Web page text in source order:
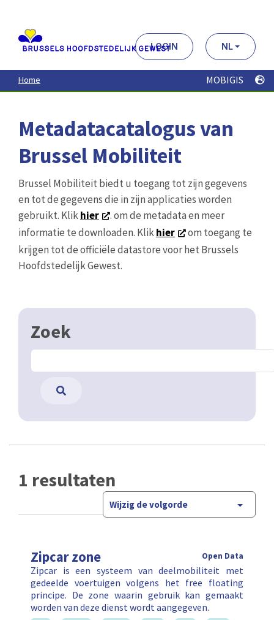
contenu
principal
LOGIN NL
Home MOBIGIS
Metadatacatalogus van
Brussel Mobiliteit
Brussel Mobiliteit biedt u toegang tot zijn gegevens
en tot de gegevens die in zijn applicaties worden
gebruikt. Klikhier
. om de metadata en meer
informatie te downloaden. Klikhier
om toegang te
krijgen tot de officiële datastore voor het Brussels
Hoofdstedelijk Gewest.
Zoek
1 resultaten
Wijzig de volgorde
Zipcar zone Open Data
Zipcar is een systeem van deelmobiliteit met
gedeelde voertuigen volgens het free floating
principe. De zone waarin gebruik kan gemaakt
worden van deze dienst wordt aangegeven.